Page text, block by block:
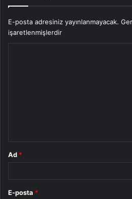
E-posta adresiniz yayınlanmayacak.
işaretlenmişlerdir
Ad *
E-posta *